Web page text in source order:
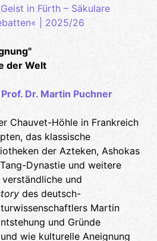
in Fürth – Säkulare
| 2025/26
der Welt
Prof. Dr. Martin Puchner
Chauvet-Höhle in Frankreich
das klassische
der Azteken, Ashokas
Dynastie und weitere
und
des deutsch-
Martin
und Gründe
wie kulturelle Aneignung